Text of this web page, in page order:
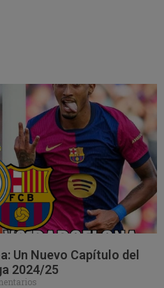
Un Nuevo Capítulo del
2024/25